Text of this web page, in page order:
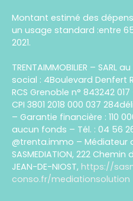
Montant estimé des
un usage standard :entre
2021.
TRENTAIMMOBILIER –
social : 4Boulevard Denfert
RCS Grenoble n° 843242
CPI 3801 2018 000 037
– Garantie financière : 110
aucun fonds – Tél. : 04 56
@trenta.immo – Médiateur
SASMEDIATION, 222
JEAN-DE-NIOST, https://
conso.fr/mediationsolution